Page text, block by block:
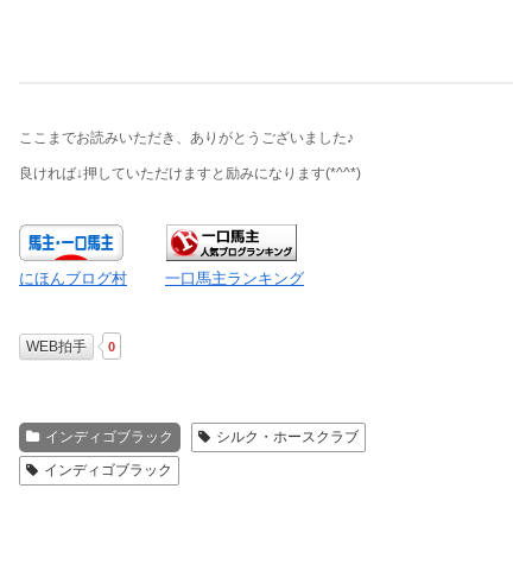
ここまでお読みいただき、ありがとうございました♪
良ければ↓押していただけますと励みになります(*^^*)
にほんブログ村 一口馬主ランキング
WEB拍手 0
インディゴブラック
シルク・ホースクラブ
インディゴブラック